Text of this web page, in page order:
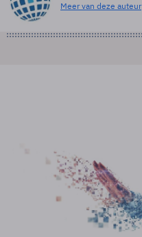
Meer van deze auteur